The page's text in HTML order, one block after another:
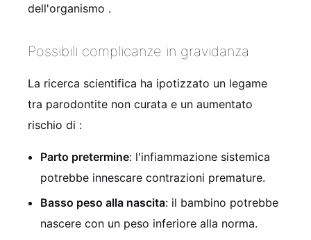
dell'organismo .
Possibili complicanze in gravidanza
La ricerca scientifica ha ipotizzato un legame
tra parodontite non curata e un aumentato
rischio di :
Parto pretermine: l'infiammazione sistemica
potrebbe innescare contrazioni premature.
Basso peso alla nascita: il bambino potrebbe
nascere con un peso inferiore alla norma.